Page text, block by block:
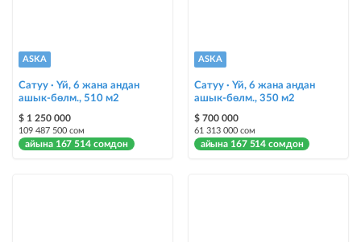
Instagram Промо
@house_kg Instagram аккаунтуна жана Telegram каналына жарыя
жайгаштыруу + Instagramдагы акы төлөнүүчү жарнама
Түс менен белгилөө
жарыялардын арасында башка түстө бөлүп көрсөтүлөт
ASKA
Сатуу · Үй, 6 жана андан
ашык-бөлм., 510 м2
$ 1 250 000
109 487 500 сом
айына 167 514 сомдон
ASKA
Сатуу · Үй, 6 жана андан
ашык-бөлм., 350 м2
$ 700 000
61 313 000 сом
айына 167 514 сомдон